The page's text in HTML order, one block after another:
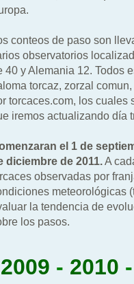
conteos de paso son
observatorios
40 y Alemania 12. Todos
torcaz, zorzal
torcaces.com, los cuales
iremos actualizando día
el 1 de
diciembre de 2011.A
observadas por
meteorológicas
la tendencia de
los pasos.
2009 - 2010